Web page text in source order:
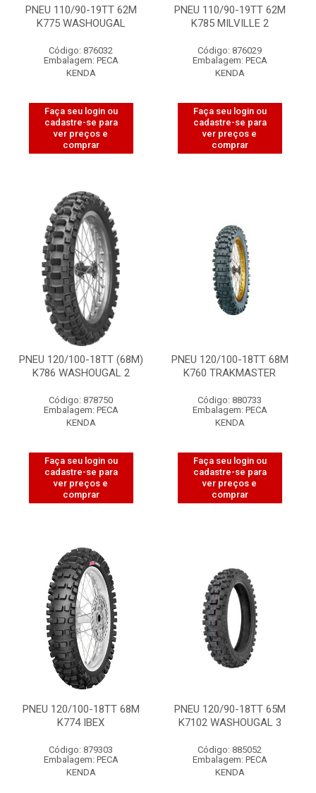
PNEU 110/90-19TT 62M
K775 WASHOUGAL
Código: 876032
Embalagem: PECA
KENDA
Faça seu login ou
cadastre-se para
ver preços e
comprar
PNEU 110/90-19TT 62M
K785 MILVILLE 2
Código: 876029
Embalagem: PECA
KENDA
Faça seu login ou
cadastre-se para
ver preços e
comprar
PNEU 120/100-18TT (68M)
K786 WASHOUGAL 2
Código: 878750
Embalagem: PECA
KENDA
Faça seu login ou
cadastre-se para
ver preços e
comprar
PNEU 120/100-18TT 68M
K760 TRAKMASTER
Código: 880733
Embalagem: PECA
KENDA
Faça seu login ou
cadastre-se para
ver preços e
comprar
PNEU 120/100-18TT 68M
K774 IBEX
Código: 879303
Embalagem: PECA
KENDA
PNEU 120/90-18TT 65M
K7102 WASHOUGAL 3
Código: 885052
Embalagem: PECA
KENDA